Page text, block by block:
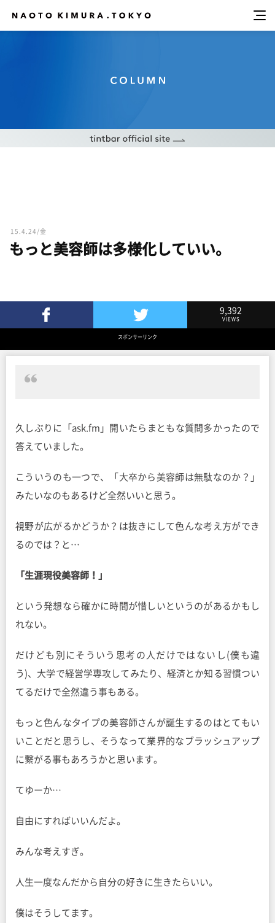
15.4.24/金
もっと美容師は多様化していい。
Twitterでツイート
9,392
VIEWS
スポンサーリンク
久しぶりに「ask.fm」開いたらまともな質問多かったので
答えていました。
こういうのも一つで、「大卒から美容師は無駄なのか？」
みたいなのもあるけど全然いいと思う。
視野が広がるかどうか？は抜きにして色んな考え方ができ
るのでは？と…
「生涯現役美容師！」
という発想なら確かに時間が惜しいというのがあるかもし
れない。
だけども別にそういう思考の人だけではないし(僕も違
う)、大学で経営学専攻してみたり、経済とか知る習慣つい
てるだけで全然違う事もある。
もっと色んなタイプの美容師さんが誕生するのはとてもい
いことだと思うし、そうなって業界的なブラッシュアップ
に繋がる事もあろうかと思います。
てゆーか…
自由にすればいいんだよ。
みんな考えすぎ。
人生一度なんだから自分の好きに生きたらいい。
僕はそうしてます。